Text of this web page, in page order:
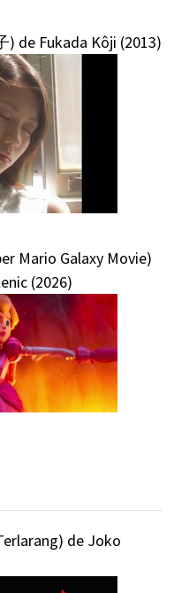
) de Fukada Kôji (2013)
Mario Galaxy Movie)
(2026)
de Joko